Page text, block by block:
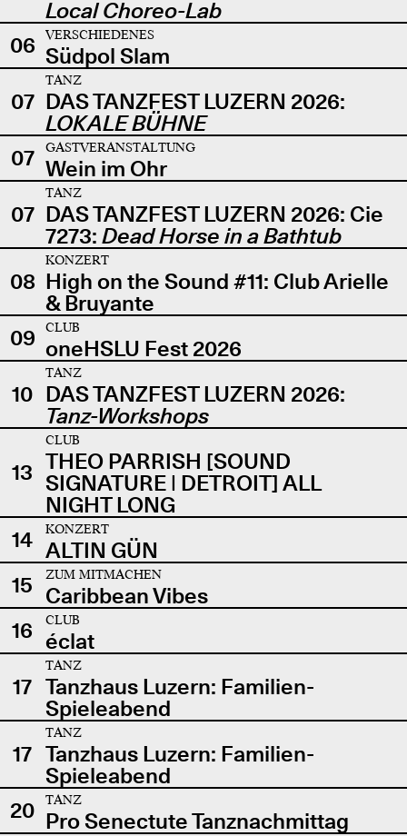
Local Choreo-Lab
06
VERSCHIEDENES
Südpol Slam
07
TANZ
DAS TANZFEST LUZERN 2026:
LOKALE BÜHNE
07
GASTVERANSTALTUNG
Wein im Ohr
07
TANZ
DAS TANZFEST LUZERN 2026: Cie
7273: Dead Horse in a Bathtub
08
KONZERT
High on the Sound #11: Club Arielle
& Bruyante
09
CLUB
oneHSLU Fest 2026
10
TANZ
DAS TANZFEST LUZERN 2026:
Tanz-Workshops
13
CLUB
THEO PARRISH [SOUND
SIGNATURE | DETROIT] ALL
NIGHT LONG
14
KONZERT
ALTIN GÜN
15
ZUM MITMACHEN
Caribbean Vibes
16
CLUB
éclat
17
TANZ
Tanzhaus Luzern: Familien-
Spieleabend
17
TANZ
Tanzhaus Luzern: Familien-
Spieleabend
20
TANZ
Pro Senectute Tanznachmittag